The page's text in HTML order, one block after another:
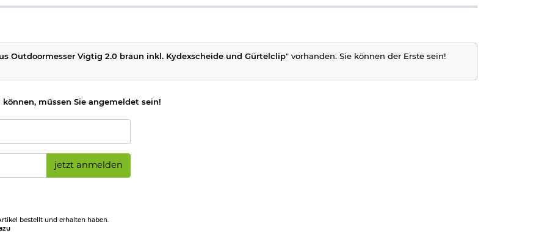
ab 18 Jahren - Dieser Artikel kann nur versendet werden, wenn Sie uns einen
Outdoormesser Vigtig 2.0 braun inkl. Kydexscheide und Gürtelclip" vorhanden. Sie können der Erste sein!
müssen Sie angemeldet sein!
jetzt anmelden
bestellt und erhalten haben.